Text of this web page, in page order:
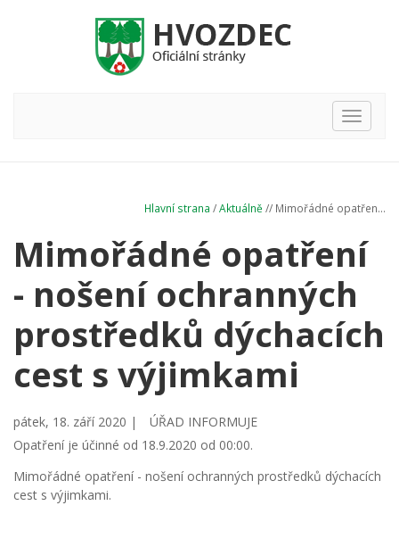
Hlavní
nabídka
Hlavní strana /Aktuálně // Mimořádné opatřen...
Mimořádné opatření
- nošení ochranných
prostředků dýchacích
cest s výjimkami
pátek, 18. září 2020 |
ÚŘAD INFORMUJE
Opatření je účinné od 18.9.2020 od 00:00.
Mimořádné opatření - nošení ochranných prostředků dýchacích
cest s výjimkami.